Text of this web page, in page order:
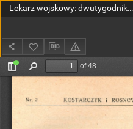
Lekarz wojskowy: dwutygodnik organ oficerów korpusu sanitarnego sł. czynnej i rezerwy 1930, R. XII, T. XVI, nr 2